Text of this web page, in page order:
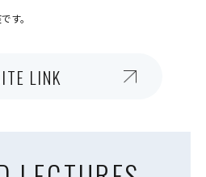
す。
LINK